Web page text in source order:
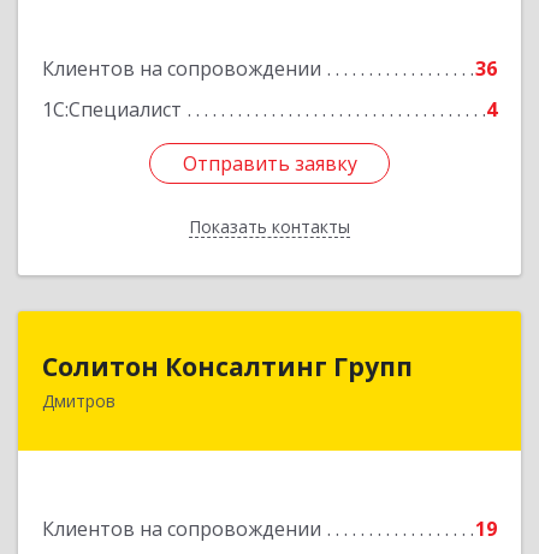
Клиентов на сопровождении
36
1С:Специалист
4
Отправить заявку
Показать контакты
Отправить заявку
Назад
Солитон Консалтинг Групп
Дмитров
Клиентов на сопровождении
19
141804, Московская обл, г.о. Дмитровский,